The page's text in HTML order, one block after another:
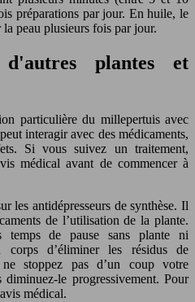
préparations par jour. En huile, le
peau plusieurs fois par jour.
d'autres plantes et
particulière du millepertuis avec
interagir avec des médicaments,
Si vous suivez un traitement,
médical avant de commencer à
les antidépresseurs de synthèse. Il
de l’utilisation de la plante.
temps de pause sans plante ni
corps d’éliminer les résidus de
ne stoppez pas d’un coup votre
le progressivement. Pour
médical.